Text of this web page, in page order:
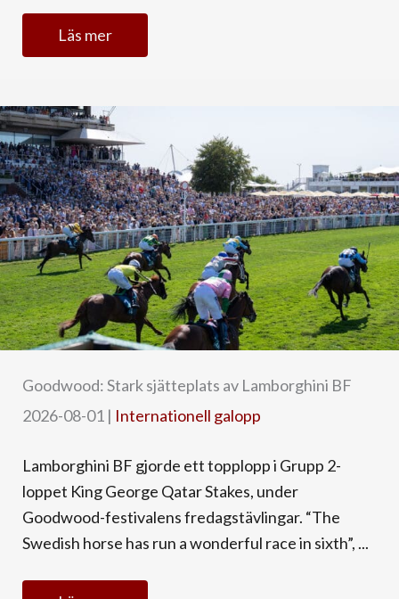
Läs mer
Goodwood: Stark sjätteplats av Lamborghini BF
2026-08-01 | Internationell galopp
Lamborghini BF gjorde ett topplopp i Grupp 2-
loppet King George Qatar Stakes, under
Goodwood-festivalens fredagstävlingar. “The
Swedish horse has run a wonderful race in sixth”, ...